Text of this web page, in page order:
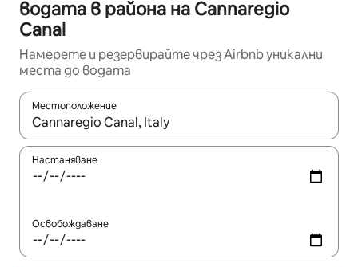
водата в района на Cannaregio
Canal
Намерете и резервирайте чрез Airbnb уникални
места до водата
Местоположение
Когато резултатите се покажат, използвайте
Настаняване
Освобождаване